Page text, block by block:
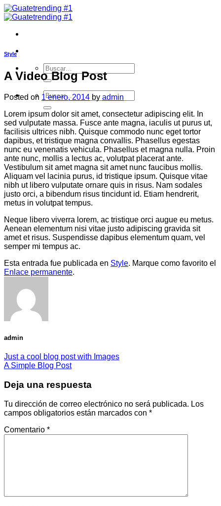
Saltar
al
Buscar
por:
Buscar
por:
Style
A Video Blog Post
Posted on 1 enero, 2014 by admin
Lorem ipsum dolor sit amet, consectetur adipiscing elit. In
sed vulputate massa. Fusce ante magna, iaculis ut purus ut,
facilisis ultrices nibh. Quisque commodo nunc eget tortor
dapibus, et tristique magna convallis. Phasellus egestas
nunc eu venenatis vehicula. Phasellus et magna nulla. Proin
ante nunc, mollis a lectus ac, volutpat placerat ante.
Vestibulum sit amet magna sit amet nunc faucibus mollis.
Aliquam vel lacinia purus, id tristique ipsum. Quisque vitae
nibh ut libero vulputate ornare quis in risus. Nam sodales
justo orci, a bibendum risus tincidunt id. Etiam hendrerit,
metus in volutpat tempus.
Neque libero viverra lorem, ac tristique orci augue eu metus.
Aenean elementum nisi vitae justo adipiscing gravida sit
amet et risus. Suspendisse dapibus elementum quam, vel
semper mi tempus ac.
Esta entrada fue publicada en Style. Marque como favorito el
Enlace permanente.
admin
Just a cool blog post with Images
A Simple Blog Post
Deja una respuesta
Tu dirección de correo electrónico no será publicada. Los
campos obligatorios están marcados con *
Comentario *